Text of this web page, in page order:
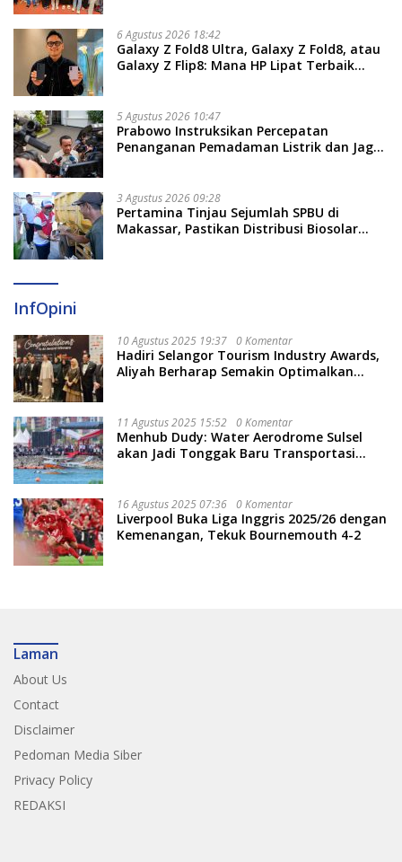
6 Agustus 2026 18:42
Galaxy Z Fold8 Ultra, Galaxy Z Fold8, atau
Galaxy Z Flip8: Mana HP Lipat Terbaik
5 Agustus 2026 10:47
Prabowo Instruksikan Percepatan
Penanganan Pemadaman Listrik dan Jaga
3 Agustus 2026 09:28
Pertamina Tinjau Sejumlah SPBU di
Makassar, Pastikan Distribusi Biosolar
InfOpini
10 Agustus 2025 19:37 0 Komentar
Hadiri Selangor Tourism Industry Awards,
Aliyah Berharap Semakin Optimalkan
11 Agustus 2025 15:52 0 Komentar
Menhub Dudy: Water Aerodrome Sulsel
akan Jadi Tonggak Baru Transportasi
16 Agustus 2025 07:36 0 Komentar
Liverpool Buka Liga Inggris 2025/26 dengan
Kemenangan, Tekuk Bournemouth 4-2
Laman
About Us
Contact
Disclaimer
Pedoman Media Siber
Privacy Policy
REDAKSI